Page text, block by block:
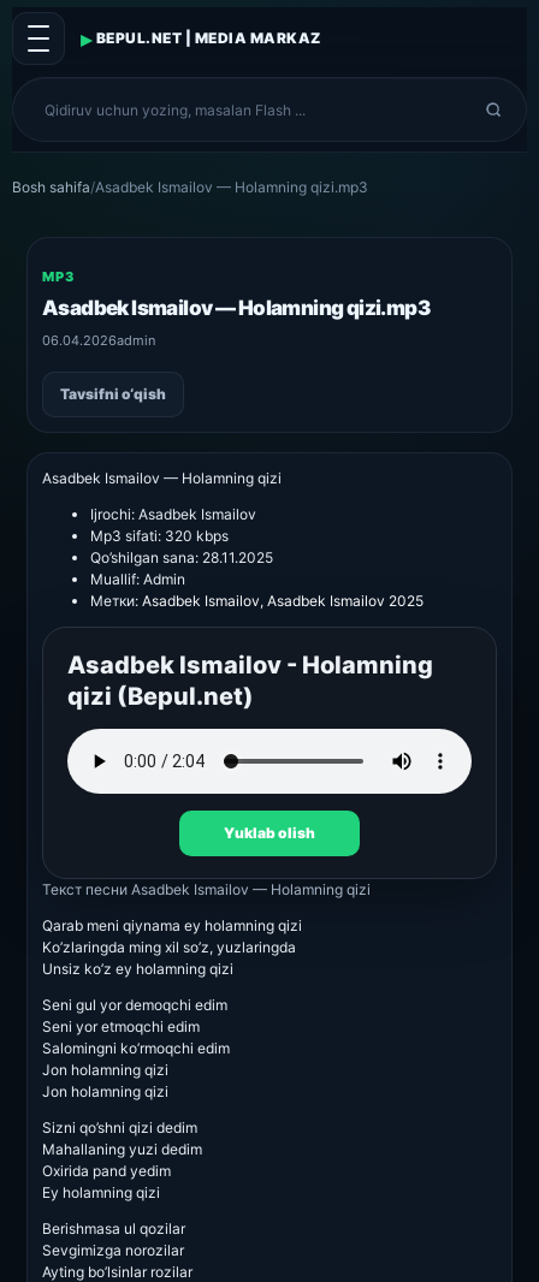
▸ BEPUL.NET | MEDIA MARKAZ
Bosh sahifa/Asadbek Ismailov — Holamning qizi.mp3
MP3
Asadbek Ismailov — Holamning qizi.mp3
06.04.2026admin
Tavsifni o‘qish
Asadbek Ismailov — Holamning qizi
Ijrochi: Asadbek Ismailov
Mp3 sifati: 320 kbps
Qo’shilgan sana: 28.11.2025
Muallif: Admin
Метки: Asadbek Ismailov, Asadbek Ismailov 2025
Asadbek Ismailov - Holamning
qizi (Bepul.net)
Yuklab olish
Текст песни Asadbek Ismailov — Holamning qizi
Qarab meni qiynama ey holamning qizi
Ko’zlaringda ming xil so’z, yuzlaringda
Unsiz ko’z ey holamning qizi
Seni gul yor demoqchi edim
Seni yor etmoqchi edim
Salomingni ko’rmoqchi edim
Jon holamning qizi
Jon holamning qizi
Sizni qo’shni qizi dedim
Mahallaning yuzi dedim
Oxirida pand yedim
Ey holamning qizi
Berishmasa ul qozilar
Sevgimizga norozilar
Ayting bo’lsinlar rozilar